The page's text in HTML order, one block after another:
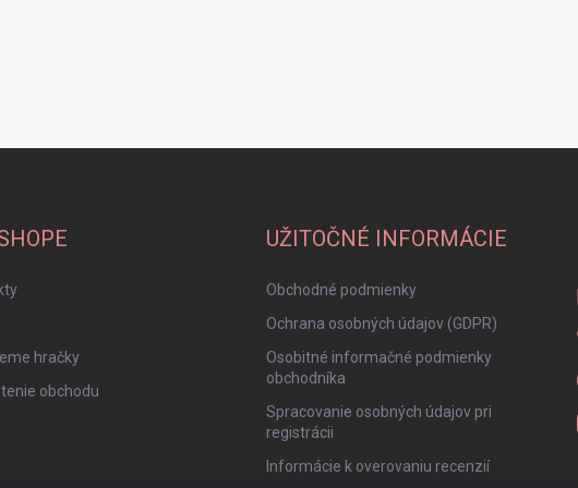
hračky
obchodu
UŽITOČNÉ INFORMÁCIE
Obchodné podmienky
Ochrana osobných údajov (GDPR)
Osobitné informačné podmienky
obchodníka
Spracovanie osobných údajov pri
registrácii
Informácie k overovaniu recenzií